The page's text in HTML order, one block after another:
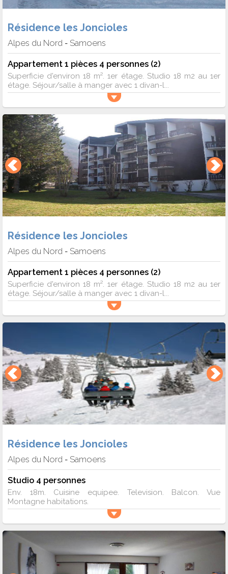
Résidence les Joncioles
Alpes du Nord - Samoens
Appartement 1 pièces 4 personnes (2)
Superficie d'environ 18 m². 1er étage. Studio 18 m2 au 1er
étage. Séjour/salle à manger avec 1 divan-l...
Résidence les Joncioles
Alpes du Nord - Samoens
Appartement 1 pièces 4 personnes (2)
Superficie d'environ 18 m². 1er étage. Studio 18 m2 au 1er
étage. Séjour/salle à manger avec 1 divan-l...
Résidence les Joncioles
Alpes du Nord - Samoens
Studio 4 personnes
Env. 18m. Cuisine equipee. Television. Balcon. Vue
Montagne habitations.